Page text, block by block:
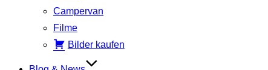
Campervan
Filme
Bilder kaufen